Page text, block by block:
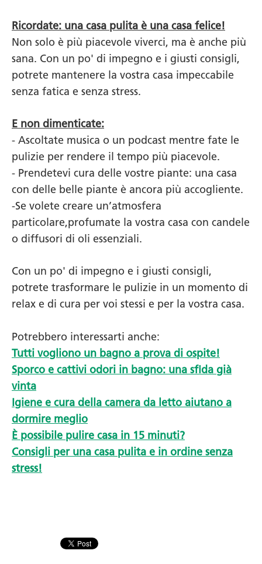
Ricordate: una casa pulita è una casa felice!
Non solo è più piacevole viverci, ma è anche più
sana. Con un po' di impegno e i giusti consigli,
potrete mantenere la vostra casa impeccabile
senza fatica e senza stress.
E non dimenticate:
- Ascoltate musica o un podcast mentre fate le
pulizie per rendere il tempo più piacevole.
- Prendetevi cura delle vostre piante: una casa
con delle belle piante è ancora più accogliente.
-Se volete creare un’atmosfera
particolare,profumate la vostra casa con candele
o diffusori di oli essenziali.
Con un po' di impegno e i giusti consigli,
potrete trasformare le pulizie in un momento di
relax e di cura per voi stessi e per la vostra casa.
Potrebbero interessarti anche:
Tutti vogliono un bagno a prova di ospite!
Sporco e cattivi odori in bagno: una sfida già
vinta
Igiene e cura della camera da letto aiutano a
dormire meglio
È possibile pulire casa in 15 minuti?
Consigli per una casa pulita e in ordine senza
stress!